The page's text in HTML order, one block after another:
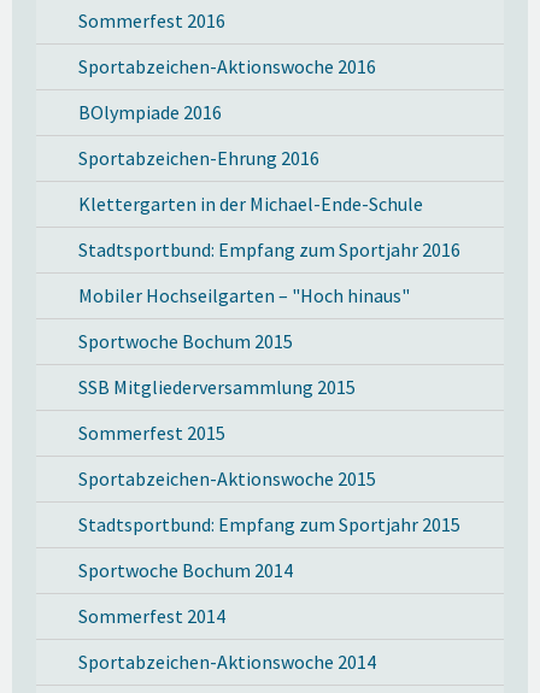
Sommerfest 2016
Sportabzeichen-Aktionswoche 2016
BOlympiade 2016
Sportabzeichen-Ehrung 2016
Klettergarten in der Michael-Ende-Schule
Stadtsportbund: Empfang zum Sportjahr 2016
Mobiler Hochseilgarten – "Hoch hinaus"
Sportwoche Bochum 2015
SSB Mitgliederversammlung 2015
Sommerfest 2015
Sportabzeichen-Aktionswoche 2015
Stadtsportbund: Empfang zum Sportjahr 2015
Sportwoche Bochum 2014
Sommerfest 2014
Sportabzeichen-Aktionswoche 2014